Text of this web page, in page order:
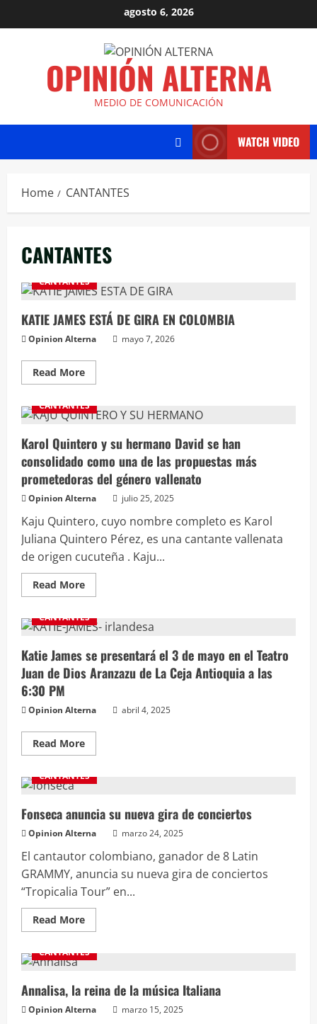
agosto 6, 2026
OPINIÓN ALTERNA
MEDIO DE COMUNICACIÓN
WATCH VIDEO
Home CANTANTES
CANTANTES
CANTANTES
KATIE JAMES ESTÁ DE GIRA EN COLOMBIA
Opinion Alterna mayo 7, 2026
Read More
CANTANTES
Karol Quintero y su hermano David se han
consolidado como una de las propuestas más
prometedoras del género vallenato
Opinion Alterna julio 25, 2025
Kaju Quintero, cuyo nombre completo es Karol
Juliana Quintero Pérez, es una cantante vallenata
de origen cucuteña . Kaju...
Read More
CANTANTES
Katie James se presentará el 3 de mayo en el Teatro
Juan de Dios Aranzazu de La Ceja Antioquia a las
6:30 PM
Opinion Alterna abril 4, 2025
Read More
CANTANTES
Fonseca anuncia su nueva gira de conciertos
Opinion Alterna marzo 24, 2025
El cantautor colombiano, ganador de 8 Latin
GRAMMY, anuncia su nueva gira de conciertos
“Tropicalia Tour” en...
Read More
CANTANTES
Annalisa, la reina de la música Italiana
Opinion Alterna marzo 15, 2025